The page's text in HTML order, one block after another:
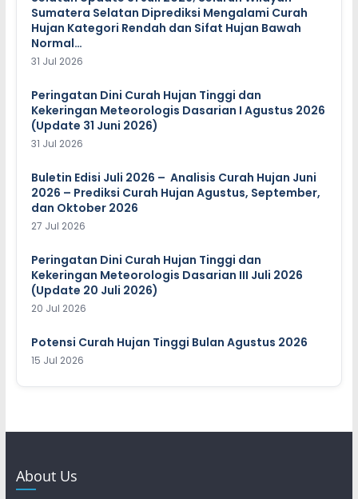
Sumatera Selatan Diprediksi Mengalami Curah
Hujan Kategori Rendah dan Sifat Hujan Bawah
Normal…
31 Jul 2026
Peringatan Dini Curah Hujan Tinggi dan
Kekeringan Meteorologis Dasarian I Agustus 2026
(Update 31 Juni 2026)
31 Jul 2026
Buletin Edisi Juli 2026 – Analisis Curah Hujan Juni
2026 – Prediksi Curah Hujan Agustus, September,
dan Oktober 2026
27 Jul 2026
Peringatan Dini Curah Hujan Tinggi dan
Kekeringan Meteorologis Dasarian III Juli 2026
(Update 20 Juli 2026)
20 Jul 2026
Potensi Curah Hujan Tinggi Bulan Agustus 2026
15 Jul 2026
About Us